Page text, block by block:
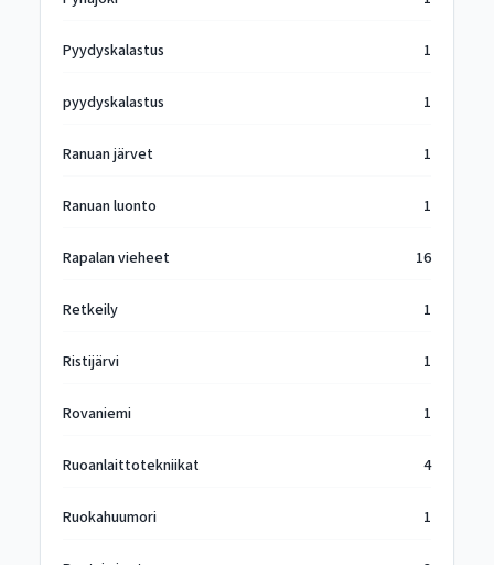
Pyydyskalastus 1
pyydyskalastus 1
Ranuan järvet 1
Ranuan luonto 1
Rapalan vieheet 16
Retkeily 1
Ristijärvi 1
Rovaniemi 1
Ruoanlaittotekniikat 4
Ruokahuumori 1